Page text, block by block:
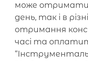
може отримати
день, так і в
отримання
часі та